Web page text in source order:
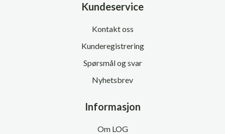
Kundeservice
Kontakt oss
Kunderegistrering
Spørsmål og svar
Nyhetsbrev
Informasjon
Om LOG